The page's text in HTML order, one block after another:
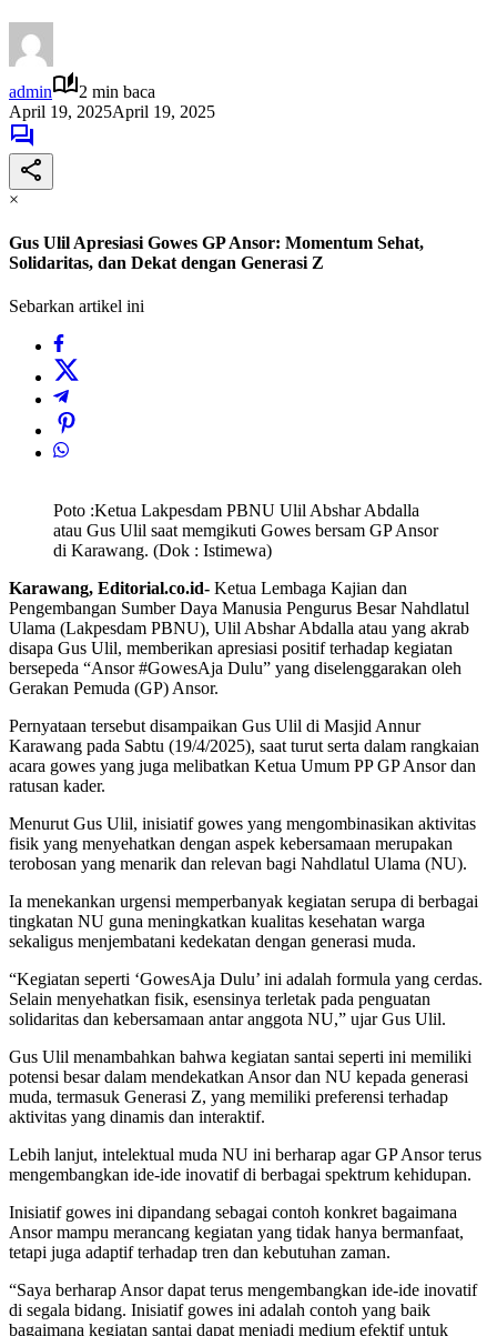
admin
2 min baca
April 19, 2025April 19, 2025
×
Gus Ulil Apresiasi Gowes GP Ansor: Momentum Sehat,
Solidaritas, dan Dekat dengan Generasi Z
Sebarkan artikel ini
Poto :Ketua Lakpesdam PBNU Ulil Abshar Abdalla
atau Gus Ulil saat memgikuti Gowes bersam GP Ansor
di Karawang. (Dok : Istimewa)
Karawang, Editorial.co.id- Ketua Lembaga Kajian dan
Pengembangan Sumber Daya Manusia Pengurus Besar Nahdlatul
Ulama (Lakpesdam PBNU), Ulil Abshar Abdalla atau yang akrab
disapa Gus Ulil, memberikan apresiasi positif terhadap kegiatan
bersepeda “Ansor #GowesAja Dulu” yang diselenggarakan oleh
Gerakan Pemuda (GP) Ansor.
Pernyataan tersebut disampaikan Gus Ulil di Masjid Annur
Karawang pada Sabtu (19/4/2025), saat turut serta dalam rangkaian
acara gowes yang juga melibatkan Ketua Umum PP GP Ansor dan
ratusan kader.
Menurut Gus Ulil, inisiatif gowes yang mengombinasikan aktivitas
fisik yang menyehatkan dengan aspek kebersamaan merupakan
terobosan yang menarik dan relevan bagi Nahdlatul Ulama (NU).
Ia menekankan urgensi memperbanyak kegiatan serupa di berbagai
tingkatan NU guna meningkatkan kualitas kesehatan warga
sekaligus menjembatani kedekatan dengan generasi muda.
“Kegiatan seperti ‘GowesAja Dulu’ ini adalah formula yang cerdas.
Selain menyehatkan fisik, esensinya terletak pada penguatan
solidaritas dan kebersamaan antar anggota NU,” ujar Gus Ulil.
Gus Ulil menambahkan bahwa kegiatan santai seperti ini memiliki
potensi besar dalam mendekatkan Ansor dan NU kepada generasi
muda, termasuk Generasi Z, yang memiliki preferensi terhadap
aktivitas yang dinamis dan interaktif.
Lebih lanjut, intelektual muda NU ini berharap agar GP Ansor terus
mengembangkan ide-ide inovatif di berbagai spektrum kehidupan.
Inisiatif gowes ini dipandang sebagai contoh konkret bagaimana
Ansor mampu merancang kegiatan yang tidak hanya bermanfaat,
tetapi juga adaptif terhadap tren dan kebutuhan zaman.
“Saya berharap Ansor dapat terus mengembangkan ide-ide inovatif
di segala bidang. Inisiatif gowes ini adalah contoh yang baik
bagaimana kegiatan santai dapat menjadi medium efektif untuk